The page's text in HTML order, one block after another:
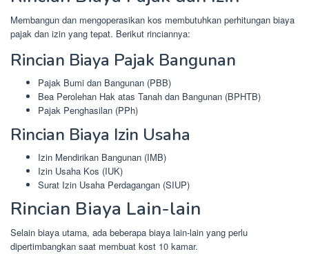
Membangun dan mengoperasikan kos membutuhkan perhitungan biaya
pajak dan izin yang tepat. Berikut rinciannya:
Rincian Biaya Pajak Bangunan
Pajak Bumi dan Bangunan (PBB)
Bea Perolehan Hak atas Tanah dan Bangunan (BPHTB)
Pajak Penghasilan (PPh)
Rincian Biaya Izin Usaha
Izin Mendirikan Bangunan (IMB)
Izin Usaha Kos (IUK)
Surat Izin Usaha Perdagangan (SIUP)
Rincian Biaya Lain-lain
Selain biaya utama, ada beberapa biaya lain-lain yang perlu
dipertimbangkan saat membuat kost 10 kamar.